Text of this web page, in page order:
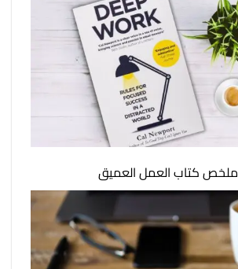
ملخص كتاب العمل العميق